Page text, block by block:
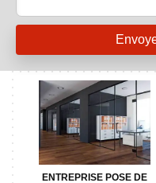
ENTREPRISE POSE DE